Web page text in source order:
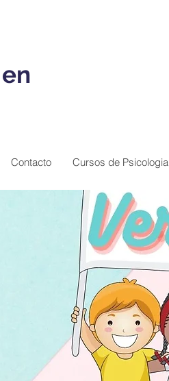
Contacto Cursos de Psicologia